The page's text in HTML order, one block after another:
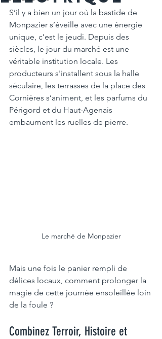
S’il y a bien un jour où la bastide de
Monpazier s’éveille avec une énergie
unique, c’est le jeudi. Depuis des
siècles, le jour du marché est une
véritable institution locale. Les
producteurs s'installent sous la halle
séculaire, les terrasses de la place des
Cornières s’animent, et les parfums du
Périgord et du Haut-Agenais
embaument les ruelles de pierre.
Le marché de Monpazier
Mais une fois le panier rempli de
délices locaux, comment prolonger la
magie de cette journée ensoleillée loin
de la foule ?
Combinez Terroir, Histoire et